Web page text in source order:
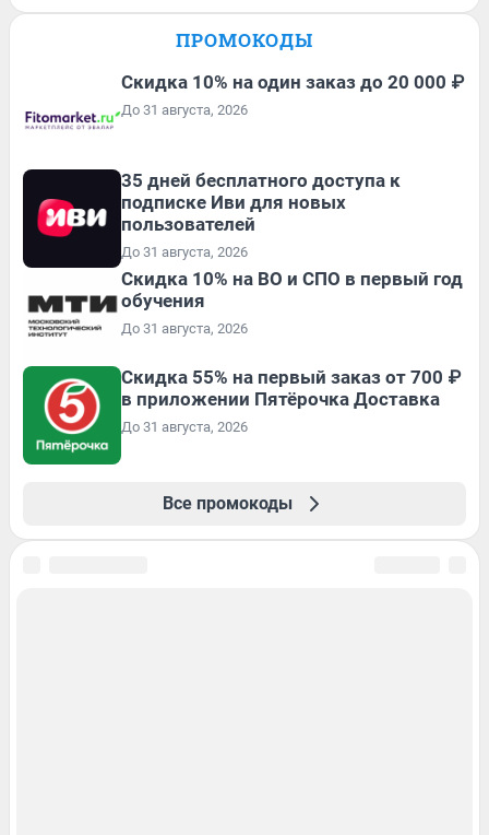
ПРОМОКОДЫ
Скидка 10% на один заказ до 20 000 ₽
До 31 августа, 2026
35 дней бесплатного доступа к
подписке Иви для новых
пользователей
До 31 августа, 2026
Скидка 10% на ВО и СПО в первый год
обучения
До 31 августа, 2026
Скидка 55% на первый заказ от 700 ₽
в приложении Пятёрочка Доставка
До 31 августа, 2026
Все промокоды